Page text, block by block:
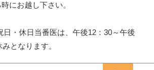
にお越し下さい。
休日当番医は、午後12：30～午後
となります。